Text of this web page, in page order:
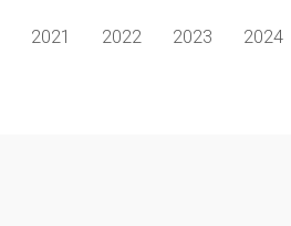
2021 2022 2023 2024